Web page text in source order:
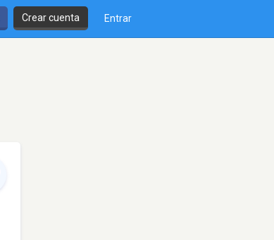
Crear cuenta Entrar